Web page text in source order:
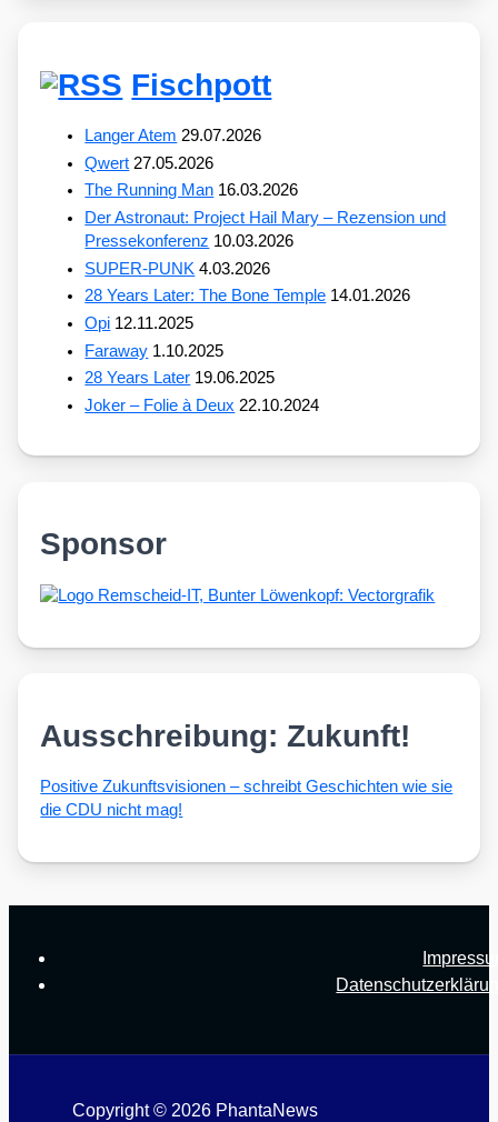
Fischpott
Langer Atem 29.07.2026
Qwert 27.05.2026
The Running Man 16.03.2026
Der Astronaut: Project Hail Mary – Rezension und
Pressekonferenz 10.03.2026
SUPER-PUNK 4.03.2026
28 Years Later: The Bone Temple 14.01.2026
Opi 12.11.2025
Faraway 1.10.2025
28 Years Later 19.06.2025
Joker – Folie à Deux 22.10.2024
Sponsor
Ausschreibung: Zukunft!
Posi­ti­ve Zukunfts­vi­sio­nen – schreibt Geschich­ten wie sie
die CDU nicht mag!
Copyright © 2026 PhantaNews